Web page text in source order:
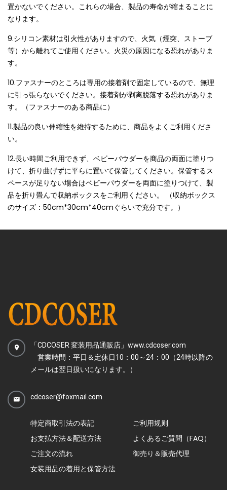
置かないでください。これらの場合、製品の寿命が縮まることに
なります。
9.シリコン素材は引火性がありますので、火気（煙突、ストーブ
等）から離れてご使用ください。火災の原因になる恐れがありま
す。
10.ファスナーのところは専用の接着剤で固定しているので、無理
に引っ張らないでください。接着剤が剥离脱落する恐れがありま
す。（ファスナーのある商品に）
11.製品の良い伸縮性を維持するために、商品をよくご利用くださ
い。
12.長い時間ご利用できず、 ベビーパウダーを商品の両面に塗りつ
けて、折り曲げずに平らに置いて保管してください。 保管するス
ペースが足りない場合はベビーパウダーを両面に塗りつけて、製
品を折り畳んで収納ボックスをご利用ください。 （収納ボックス
のサイズ：50cm*30cm*40cmぐらいで充分です。）
「CDCOSER 変装用品通販店」www.cdcoser.com
営業時間：平日＆定休日10：00～24：00（24時以降の
メールは翌日扱いになります。）
cdcoser@foxmail.com
特定商取引法の表記
ご利用规则
お支払方法＆配送方法
よくあるご質問（FAQ）
ご注文の流れ
御売り＆販売代理
女装用品の着用と保管方法